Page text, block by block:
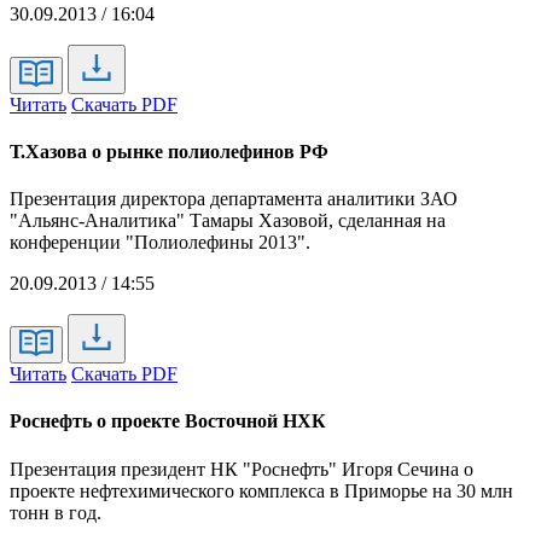
30.09.2013 / 16:04
Читать Скачать PDF
Т.Хазова о рынке полиолефинов РФ
Презентация директора департамента аналитики ЗАО
"Альянс-Аналитика" Тамары Хазовой, сделанная на
конференции "Полиолефины 2013".
20.09.2013 / 14:55
Читать Скачать PDF
Роснефть о проекте Восточной НХК
Презентация президент НК "Роснефть" Игоря Сечина о
проекте нефтехимического комплекса в Приморье на 30 млн
тонн в год.